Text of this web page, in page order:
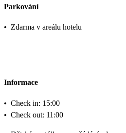
Parkování
• Zdarma v areálu hotelu
Informace
• Check in: 15:00
• Check out: 11:00